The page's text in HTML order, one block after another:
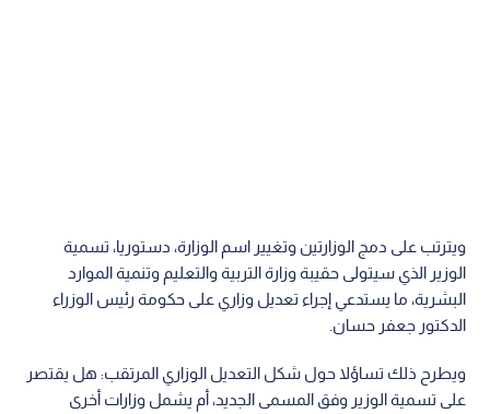
ويترتب على دمج الوزارتين وتغيير اسم الوزارة، دستوريا، تسمية
الوزير الذي سيتولى حقيبة وزارة التربية والتعليم وتنمية الموارد
البشرية، ما يستدعي إجراء تعديل وزاري على حكومة رئيس الوزراء
الدكتور جعفر حسان.
ويطرح ذلك تساؤلا حول شكل التعديل الوزاري المرتقب: هل يقتصر
على تسمية الوزير وفق المسمى الجديد، أم يشمل وزارات أخرى